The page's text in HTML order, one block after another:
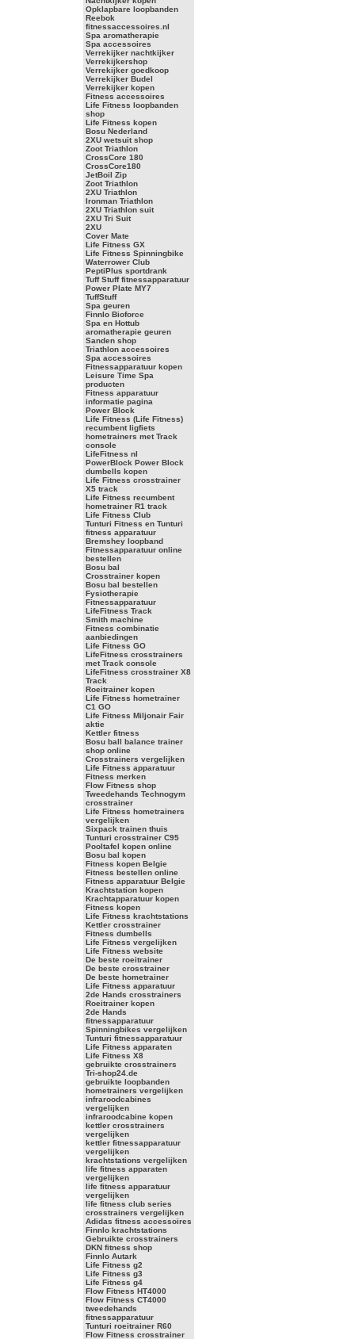
Opklapbare loopbanden
Reebok
fitnessaccessoires.nl
Spa aromatherapie
Spa accessoires
Verrekijker nachtkijker
Verrekijkershop
Verrekijker goedkoop
Verrekijker Budel
Verrekijker kopen
Fitness accessoires
Life Fitness loopbanden
shop
Life Fitness kopen
Bosu Nederland
2XU wetsuit shop
Zoot Triathlon
CrossCore 180
CrossCore180
JetBoil Zip
Zoot Triathlon
2XU Triathlon
Ironman Triathlon
2XU Triathlon suit
2XU Tri Suit
2XU
Cover Mate
Life Fitness GX
Life Fitness Spinningbike
Waterrower Club
PeptiPlus sportdrank
Tuff Stuff fitnessapparatuur
Power Plate MY7
TuffStuff
Spa geuren
Finnlo Bioforce
Spa en Hottub
aromatherapie geuren
Sanden shop
Triathlon accessoires
Spa accessoires
Fitnessapparatuur kopen
Leisure Time Spa
producten
Fitness apparatuur
informatie pagina
Power Block
Life Fitness (Life Fitness)
recumbent ligfiets
hometrainers met Track
console
LifeFitness nl
PowerBlock Power Block
dumbells kopen
Life Fitness crosstrainer
X5 track
Life Fitness recumbent
hometrainer R1 track
Life Fitness Club
Tunturi Fitness en Tunturi
fitness apparatuur
Bremshey loopband
Fitnessapparatuur online
bestellen
Bosu bal
Crosstrainer kopen
Bosu bal bestellen
Fysiotherapie
Fitnessapparatuur
LifeFitness Track
Smith machine
Fitness combinatie
aanbiedingen
Life Fitness GO
LifeFitness crosstrainers
met Track console
LifeFitness crosstrainer X8
Track
Roeitrainer kopen
Life Fitness hometrainer
C1 GO
Life Fitness Miljonair Fair
aktie
Kettler fitness
Bosu ball balance trainer
shop online
Crosstrainers vergelijken
Life Fitness apparatuur
Fitness merken
Flow Fitness shop
Tweedehands Technogym
crosstrainer
Life Fitness hometrainers
vergelijken
Sixpack trainen thuis
Tunturi crosstrainer C95
Pooltafel kopen online
Bosu bal kopen
Fitness kopen Belgie
Fitness bestellen online
Fitness apparatuur Belgie
Krachtstation kopen
Krachtapparatuur kopen
Fitness kopen
Life Fitness krachtstations
Kettler crosstrainer
Fitness dumbells
Life Fitness vergelijken
Life Fitness website
De beste roeitrainer
De beste crosstrainer
De beste hometrainer
Life Fitness apparatuur
2de Hands crosstrainers
Roeitrainer kopen
2de Hands
fitnessapparatuur
Spinningbikes vergelijken
Tunturi fitnessapparatuur
Life Fitness apparaten
Life Fitness X8
gebruikte crosstrainers
Tri-shop24.de
gebruikte loopbanden
hometrainers vergelijken
infraroodcabines
vergelijken
infraroodcabine kopen
kettler crosstrainers
vergelijken
kettler fitnessapparatuur
vergelijken
krachtstations vergelijken
life fitness apparaten
vergelijken
life fitness apparatuur
vergelijken
life fitness club series
crosstrainers vergelijken
Adidas fitness accessoires
Finnlo krachtstations
Gebruikte crosstrainers
DKN fitness shop
Finnlo Autark
Life Fitness g2
Life Fitness g3
Life Fitness g4
Flow Fitness HT4000
Flow Fitness CT4000
tweedehands
fitnessapparatuur
Tunturi roeitrainer R60
Flow Fitness crosstrainer